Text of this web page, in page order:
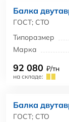
Балка
ГОСТ; СТО
Типоразмер
Марка
92 080 ₽/тн
на складе:
Балка
ГОСТ; СТО